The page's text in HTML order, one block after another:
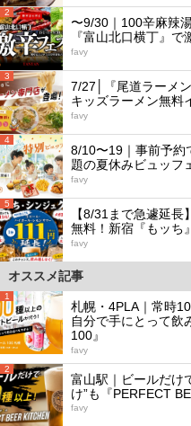
2
〜9/30｜100辛麻辣
『富山北口横丁』
favy
3
7/27│『尾道ラーメ
キッズラーメン無料
favy
4
8/10〜19｜事前予約
題の夏休みビュッフ
favy
5
【8/31まで急遽延
無料！新宿『もッち
favy
オススメ記事
1
札幌・4PLA｜常時
自分で手にとって飲
100』
favy
2
富山駅｜ビールだけ
け”も『PERFECT
favy